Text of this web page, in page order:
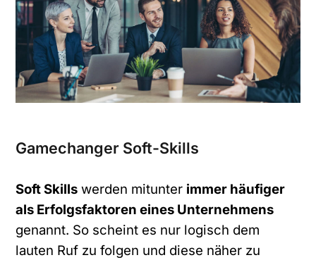
Gamechanger Soft-Skills
Soft Skills werden mitunter immer häufiger
als Erfolgsfaktoren eines Unternehmens
genannt. So scheint es nur logisch dem
lauten Ruf zu folgen und diese näher zu